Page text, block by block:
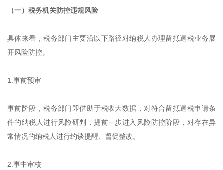
（一）税务机关防控违规风险
具体来看，税务部门主要沿以下路径对纳税人办理留抵退税业务展
开风险防控。
1.事前预审
事前阶段，税务部门即借助于税收大数据，对符合留抵退税申请条
件的纳税人进行风险研判，提前一步进入风险防控阶段，对存在异
常情况的纳税人进行约谈提醒、督促整改。
2.事中审核